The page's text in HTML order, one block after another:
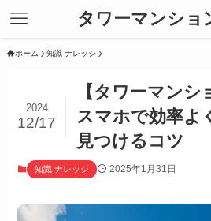
タワーマンショ
ホーム 知識 ナレッジ
【タワーマンシ
スマホで効率よ
見つけるコツ
2024
12/17
知識 ナレッジ 2025年1月31日